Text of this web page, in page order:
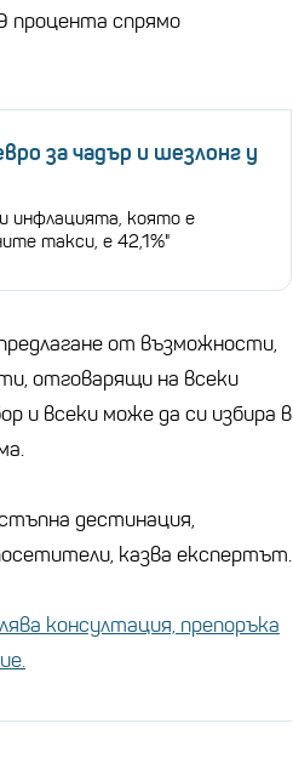
процента спрямо
за чадър и шезлонг у
инфлацията, която е
такси, е 42,1%"
от възможности,
отговарящи на всеки
и всеки може да си избира в
дестинация,
казва експертът.
консултация, препоръка